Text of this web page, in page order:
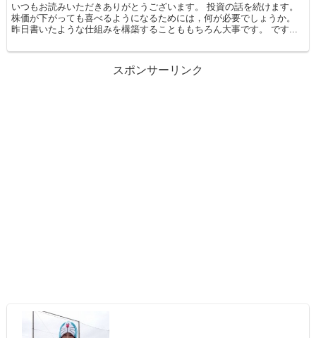
いつもお読みいただきありがとうございます。 投資の話を続けます。
株価が下がっても喜べるようになるためには，何が必要でしょうか。
昨日書いたような仕組みを構築することももちろん大事です。 です...
スポンサーリンク